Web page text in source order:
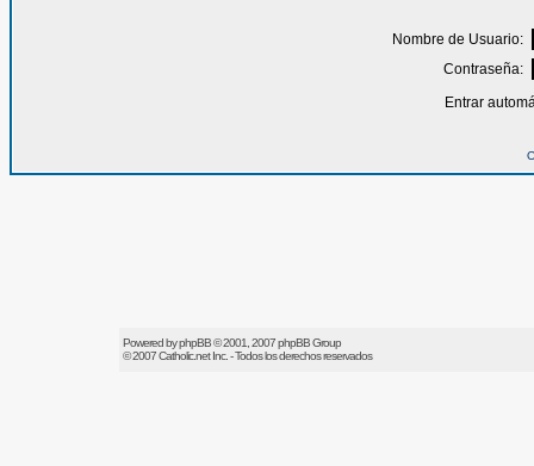
Nombre de Usuario:
Contraseña:
Entrar
Powered byphpBB© 2001, 2007 phpBB Group
© 2007Catholic.netInc. - Todos los derechos reservados